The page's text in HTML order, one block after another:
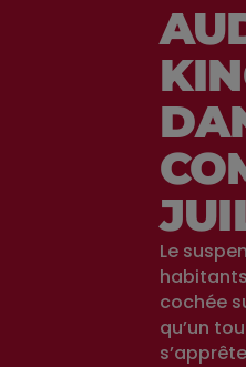
Le
cochée
qu’un